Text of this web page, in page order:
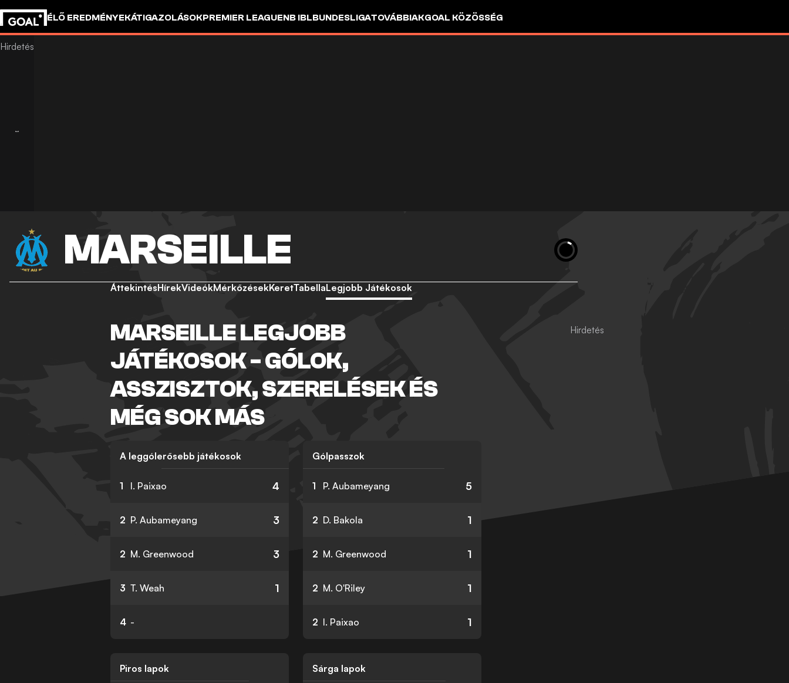
ÉLŐ EREDMÉNYEKÁTIGAZOLÁSOKPREMIER LEAGUENB IBLBUNDESLIGATOVÁBBIAKGOAL KÖZÖSSÉG
MARSEILLE
ÁttekintésHírekVideókMérkőzésekKeretTabellaLegjobb Játékosok
MARSEILLE LEGJOBB
JÁTÉKOSOK - GÓLOK,
ASSZISZTOK, SZERELÉSEK ÉS
MÉG SOK MÁS
A leggólerősebb játékosok
1 I. Paixao 4
2 P. Aubameyang 3
2 M. Greenwood 3
3 T. Weah 1
4 -
Gólpasszok
1 P. Aubameyang 5
2 D. Bakola 1
2 M. Greenwood 1
2 M. O'Riley 1
2 I. Paixao 1
Piros lapok Sárga lapok